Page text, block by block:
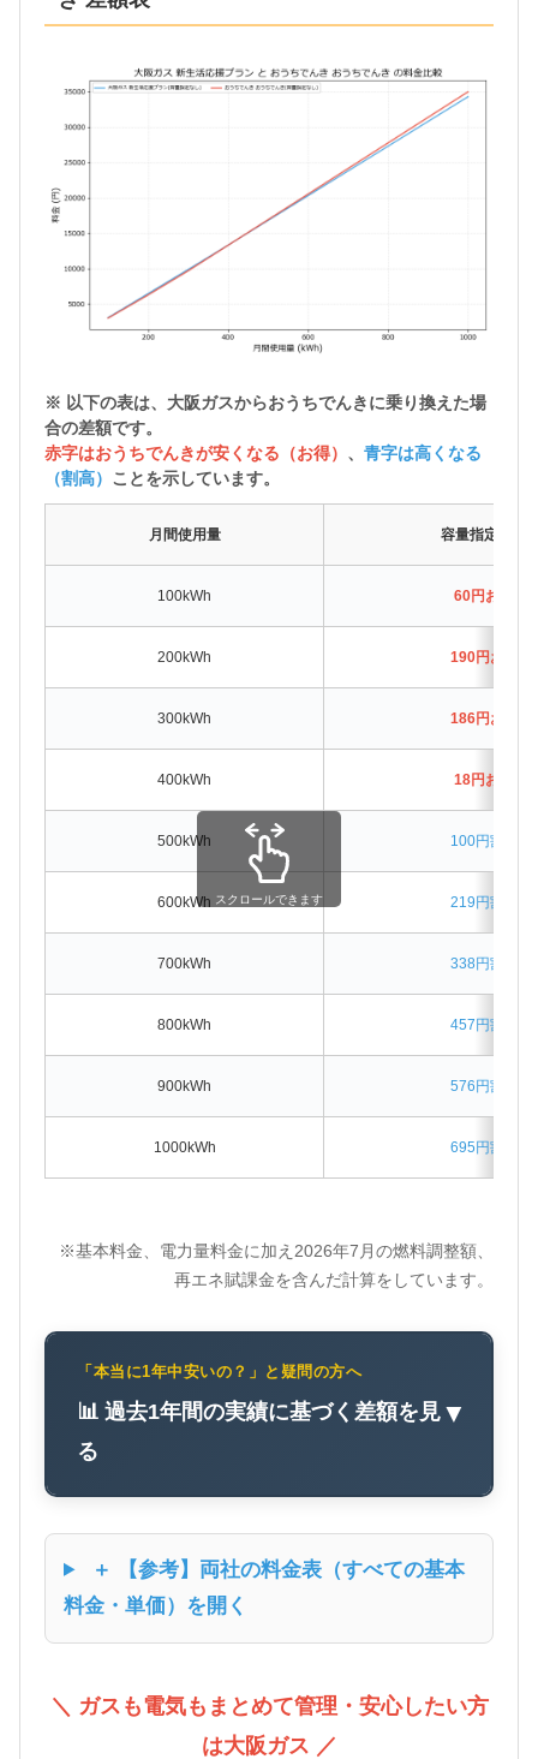
※ 以下の表は、大阪ガスからおうちでんきに乗り換えた場
合の差額です。
赤字はおうちでんきが安くなる（お得） 、 青字は高くなる
（割高） ことを示しています。
月間使用量 容量指定なし
100kWh 60円お得
200kWh 190円お得
300kWh 186円お得
400kWh 18円お得
500kWh 100円割高
600kWh 219円割高
700kWh 338円割高
800kWh 457円割高
900kWh 576円割高
1000kWh 695円割高
スクロールできます
※基本料金、電力量料金に加え2026年7月の燃料調整額、
再エネ賦課金を含んだ計算をしています。
「本当に1年中安いの？」と疑問の方へ
📊 過去1年間の実績に基づく差額を見
る
▼
＋ 【参考】両社の料金表（すべての基本
料金・単価）を開く
＼ ガスも電気もまとめて管理・安心したい方
は大阪ガス ／